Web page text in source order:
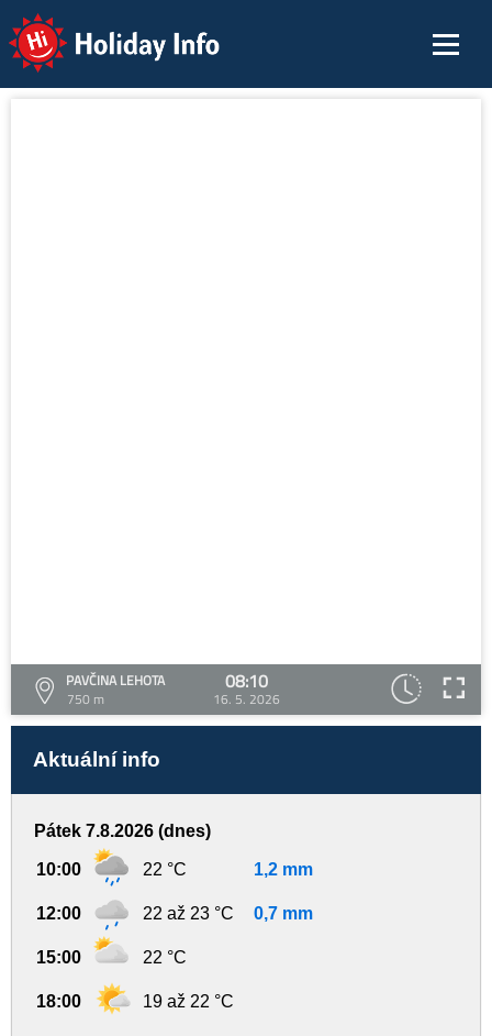
Holiday Info
PAVČINA LEHOTA
750 m
08:10
16. 5. 2026
Aktuální info
Pátek 7.8.2026 (dnes)
10:00 22 °C 1,2 mm
12:00 22 až 23 °C 0,7 mm
15:00 22 °C
18:00 19 až 22 °C